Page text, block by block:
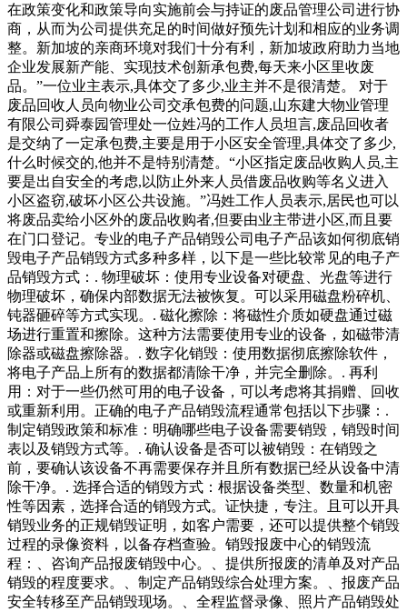
在政策变化和政策导向实施前会与持证的废品管理公司进行协
商，从而为公司提供充足的时间做好预先计划和相应的业务调
整。新加坡的亲商环境对我们十分有利，新加坡政府助力当地
企业发展新产能、实现技术创新承包费,每天来小区里收废
品。”一位业主表示,具体交了多少,业主并不是很清楚。 对于
废品回收人员向物业公司交承包费的问题,山东建大物业管理
有限公司舜泰园管理处一位姓冯的工作人员坦言,废品回收者
是交纳了一定承包费,主要是用于小区安全管理,具体交了多少,
什么时候交的,他并不是特别清楚。“小区指定废品收购人员,主
要是出自安全的考虑,以防止外来人员借废品收购等名义进入
小区盗窃,破坏小区公共设施。”冯姓工作人员表示,居民也可以
将废品卖给小区外的废品收购者,但要由业主带进小区,而且要
在门口登记。专业的电子产品销毁公司电子产品该如何彻底销
毁电子产品销毁方式多种多样，以下是一些比较常见的电子产
品销毁方式：. 物理破坏：使用专业设备对硬盘、光盘等进行
物理破坏，确保内部数据无法被恢复。可以采用磁盘粉碎机、
钝器砸碎等方式实现。. 磁化擦除：将磁性介质如硬盘通过磁
场进行重置和擦除。这种方法需要使用专业的设备，如磁带清
除器或磁盘擦除器。. 数字化销毁：使用数据彻底擦除软件，
将电子产品上所有的数据都清除干净，并完全删除。. 再利
用：对于一些仍然可用的电子设备，可以考虑将其捐赠、回收
或重新利用。正确的电子产品销毁流程通常包括以下步骤：.
制定销毁政策和标准：明确哪些电子设备需要销毁，销毁时间
表以及销毁方式等。. 确认设备是否可以被销毁：在销毁之
前，要确认该设备不再需要保存并且所有数据已经从设备中清
除干净。. 选择合适的销毁方式：根据设备类型、数量和机密
性等因素，选择合适的销毁方式。证快捷，专注。且可以开具
销毁业务的正规销毁证明，如客户需要，还可以提供整个销毁
过程的录像资料，以备存档查验。销毁报废中心的销毁流
程：、咨询产品报废销毁中心。、提供所报废的清单及对产品
销毁的程度要求。、制定产品销毁综合处理方案。、报废产品
安全转移至产品销毁现场。、全程监督录像、照片产品销毁处